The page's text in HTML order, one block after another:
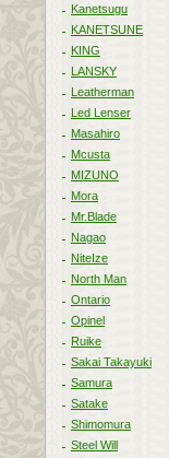
Kanetsugu
KANETSUNE
KING
LANSKY
Leatherman
Led Lenser
Masahiro
Mcusta
MIZUNO
Mora
Mr.Blade
Nagao
NiteIze
North Man
Ontario
Opinel
Ruike
Sakai Takayuki
Samura
Satake
Shimomura
Steel Will